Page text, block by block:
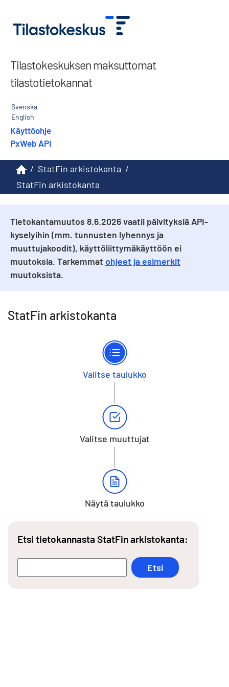
Tilastokeskuksen maksuttomat
tilastotietokannat
Svenska
English
Käyttöohje
PxWeb API
/ StatFin arkistokanta /
StatFin arkistokanta
Tietokantamuutos 8.6.2026 vaatii päivityksiä API-
kyselyihin (mm. tunnusten lyhennys ja
muuttujakoodit), käyttöliittymäkäyttöön ei
muutoksia. Tarkemmat ohjeet ja esimerkit
muutoksista.
StatFin arkistokanta
Valitse taulukko
Valitse muuttujat
Näytä taulukko
Etsi tietokannasta StatFin arkistokanta: